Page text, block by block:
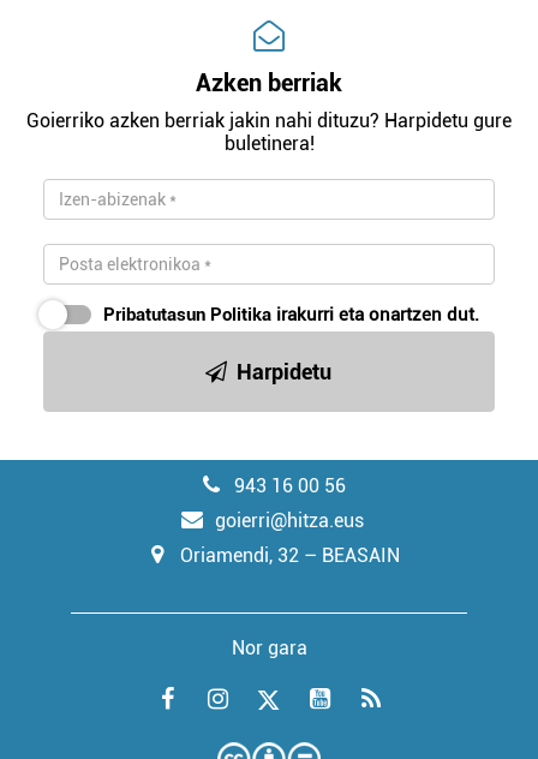
Azken berriak
Goierriko azken berriak jakin nahi dituzu? Harpidetu gure
buletinera!
Pribatutasun Politika irakurri eta onartzen dut.
Harpidetu
943 16 00 56
goierri@hitza.eus
Oriamendi, 32 – BEASAIN
Nor gara